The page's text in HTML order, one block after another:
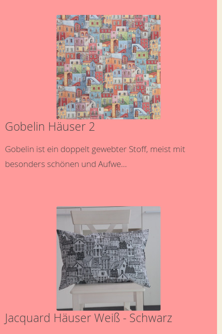
Gobelin Häuser 2
Gobelin ist ein doppelt gewebter Stoff, meist mit
besonders schönen und Aufwe...
Jacquard Häuser Weiß - Schwarz